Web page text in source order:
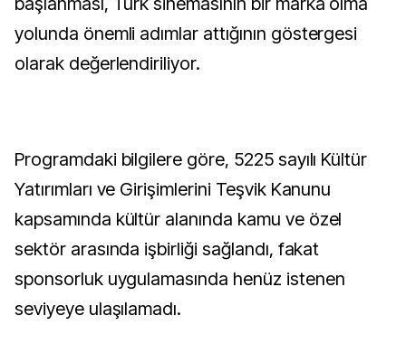
yolunda önemli adımlar attığının göstergesi
olarak değerlendiriliyor.
Programdaki bilgilere göre, 5225 sayılı Kültür
Yatırımları ve Girişimlerini Teşvik Kanunu
kapsamında kültür alanında kamu ve özel
sektör arasında işbirliği sağlandı, fakat
sponsorluk uygulamasında henüz istenen
seviyeye ulaşılamadı.